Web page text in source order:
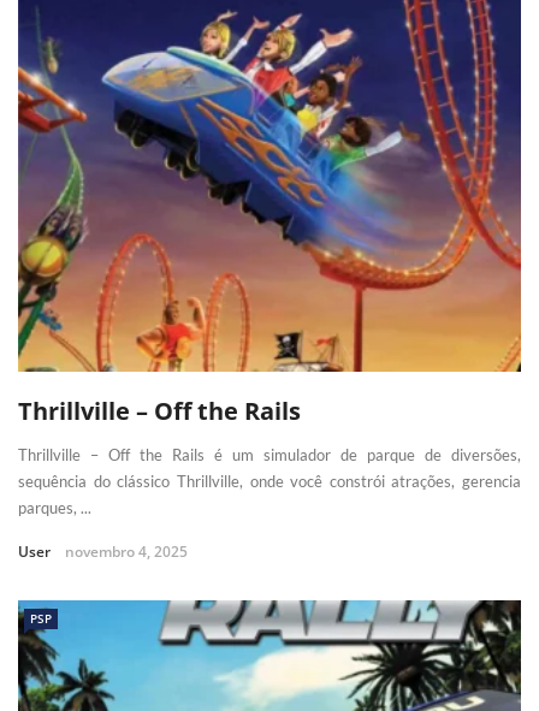
Thrillville – Off the Rails
Thrillville – Off the Rails é um simulador de parque de diversões,
sequência do clássico Thrillville, onde você constrói atrações, gerencia
parques, ...
User novembro 4, 2025
PSP